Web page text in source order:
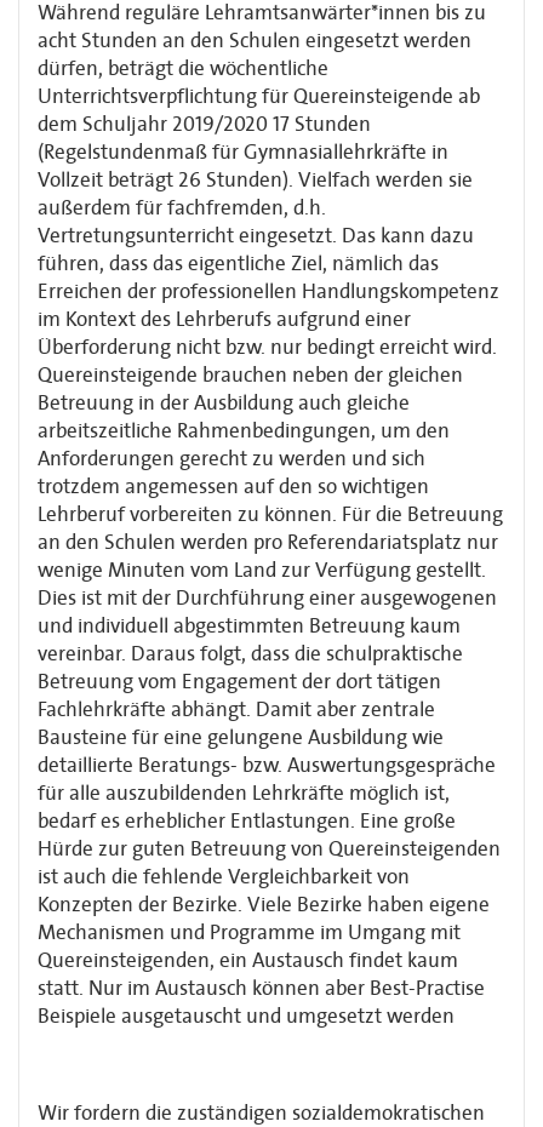
Während reguläre Lehramtsanwärter*innen bis zu
acht Stunden an den Schulen eingesetzt werden
dürfen, beträgt die wöchentliche
Unterrichtsverpflichtung für Quereinsteigende ab
dem Schuljahr 2019/2020 17 Stunden
(Regelstundenmaß für Gymnasiallehrkräfte in
Vollzeit beträgt 26 Stunden). Vielfach werden sie
außerdem für fachfremden, d.h.
Vertretungsunterricht eingesetzt. Das kann dazu
führen, dass das eigentliche Ziel, nämlich das
Erreichen der professionellen Handlungskompetenz
im Kontext des Lehrberufs aufgrund einer
Überforderung nicht bzw. nur bedingt erreicht wird.
Quereinsteigende brauchen neben der gleichen
Betreuung in der Ausbildung auch gleiche
arbeitszeitliche Rahmenbedingungen, um den
Anforderungen gerecht zu werden und sich
trotzdem angemessen auf den so wichtigen
Lehrberuf vorbereiten zu können. Für die Betreuung
an den Schulen werden pro Referendariatsplatz nur
wenige Minuten vom Land zur Verfügung gestellt.
Dies ist mit der Durchführung einer ausgewogenen
und individuell abgestimmten Betreuung kaum
vereinbar. Daraus folgt, dass die schulpraktische
Betreuung vom Engagement der dort tätigen
Fachlehrkräfte abhängt. Damit aber zentrale
Bausteine für eine gelungene Ausbildung wie
detaillierte Beratungs- bzw. Auswertungsgespräche
für alle auszubildenden Lehrkräfte möglich ist,
bedarf es erheblicher Entlastungen. Eine große
Hürde zur guten Betreuung von Quereinsteigenden
ist auch die fehlende Vergleichbarkeit von
Konzepten der Bezirke. Viele Bezirke haben eigene
Mechanismen und Programme im Umgang mit
Quereinsteigenden, ein Austausch findet kaum
statt. Nur im Austausch können aber Best-Practise
Beispiele ausgetauscht und umgesetzt werden
Wir fordern die zuständigen sozialdemokratischen